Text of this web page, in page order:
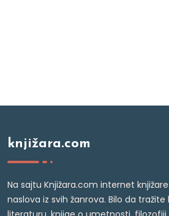
knjižara.com
Na sajtu Knjižara.com internet
naslova iz svih žanrova. Bilo da